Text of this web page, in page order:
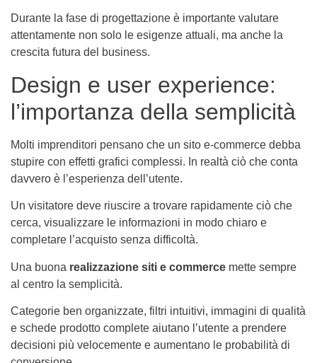
Durante la fase di progettazione è importante valutare
attentamente non solo le esigenze attuali, ma anche la
crescita futura del business.
Design e user experience:
l’importanza della semplicità
Molti imprenditori pensano che un sito e-commerce debba
stupire con effetti grafici complessi. In realtà ciò che conta
davvero è l’esperienza dell’utente.
Un visitatore deve riuscire a trovare rapidamente ciò che
cerca, visualizzare le informazioni in modo chiaro e
completare l’acquisto senza difficoltà.
Una buona realizzazione siti e commerce mette sempre
al centro la semplicità.
Categorie ben organizzate, filtri intuitivi, immagini di qualità
e schede prodotto complete aiutano l’utente a prendere
decisioni più velocemente e aumentano le probabilità di